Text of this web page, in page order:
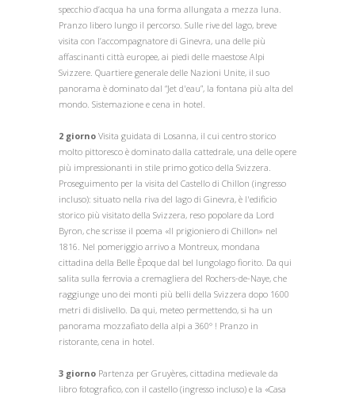
specchio d’acqua ha una forma allungata a mezza luna.
Pranzo libero lungo il percorso. Sulle rive del lago, breve
visita con l’accompagnatore di Ginevra, una delle più
affascinanti città europee, ai piedi delle maestose Alpi
Svizzere. Quartiere generale delle Nazioni Unite, il suo
panorama è dominato dal “Jet d'eau”, la fontana più alta del
mondo. Sistemazione e cena in hotel.
2 giorno Visita guidata di Losanna, il cui centro storico
molto pittoresco è dominato dalla cattedrale, una delle opere
più impressionanti in stile primo gotico della Svizzera.
Proseguimento per la visita del Castello di Chillon (ingresso
incluso): situato nella riva del lago di Ginevra, è l'edificio
storico più visitato della Svizzera, reso popolare da Lord
Byron, che scrisse il poema «Il prigioniero di Chillon» nel
1816. Nel pomeriggio arrivo a Montreux, mondana
cittadina della Belle Èpoque dal bel lungolago fiorito. Da qui
salita sulla ferrovia a cremagliera del Rochers-de-Naye, che
raggiunge uno dei monti più belli della Svizzera dopo 1600
metri di dislivello. Da qui, meteo permettendo, si ha un
panorama mozzafiato della alpi a 360° ! Pranzo in
ristorante, cena in hotel.
3 giorno Partenza per Gruyères, cittadina medievale da
libro fotografico, con il castello (ingresso incluso) e la «Casa